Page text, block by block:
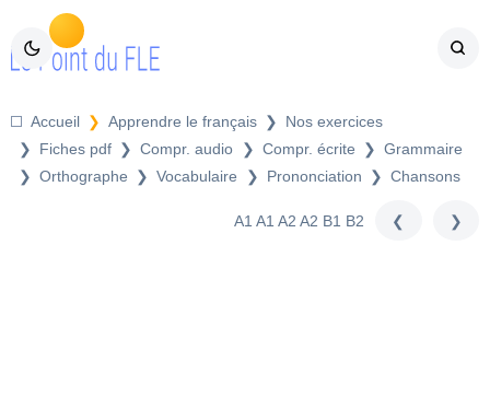
Compr. audio Compr. écrite
Grammaire
Orthographe
Vocabulaire Prononciation Chansons
A1 A1 A2 A2 B1 B2 précédent